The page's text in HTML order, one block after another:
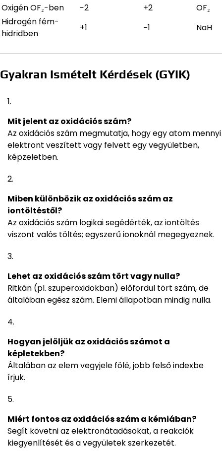
Oxigén OF₂-ben
−2 +2
OF₂
Hidrogén fém-
hidridben
+1 −1 NaH
Gyakran Ismételt Kérdések (GYIK)
Mit jelent az oxidációs szám?
Az oxidációs szám megmutatja, hogy egy atom mennyi
elektront veszített vagy felvett egy vegyületben,
képzeletben.
Miben különbözik az oxidációs szám az
iontöltéstől?
Az oxidációs szám logikai segédérték, az iontöltés
viszont valós töltés; egyszerű ionoknál megegyeznek.
Lehet az oxidációs szám tört vagy nulla?
Ritkán (pl. szuperoxidokban) előfordul tört szám, de
általában egész szám. Elemi állapotban mindig nulla.
Hogyan jelöljük az oxidációs számot a
képletekben?
Általában az elem vegyjele fölé, jobb felső indexbe
írjuk.
Miért fontos az oxidációs szám a kémiában?
Segít követni az elektronátadásokat, a reakciók
kiegyenlítését és a vegyületek szerkezetét.